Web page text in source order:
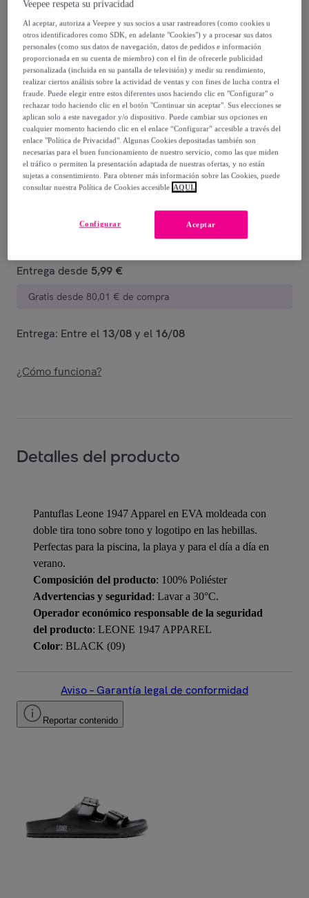
12,99 €
21, €
-38%
Posible recogida de tu antiguo producto,ver condiciones
Vendido porLeone 1947 Apparel
Están agotándose
Entrega desde 5,99 €
Gratis desde 80,01 € de compra
Entrega: Entre el 13/08y el 16/08
¿Cómo funciona?
Detalles del producto
Pantuflas Leone 1947 Apparel en EVA moldeada con
doble tira tono sobre tono y logotipo en las hebillas.
Perfectas para la piscina, la playa y para el día a día en
verano.
Composición del producto: 100% Poliéster
Advertencias y seguridad: Lavar a 30°C.
Operador económico responsable de la seguridad
del producto: LEONE 1947 APPAREL
Color: BLACK (09)
Aviso – Garantía legal de conformidad
Reportar contenido
Veepee respeta su privacidad
Al aceptar, autoriza a Veepee y sus socios a usar rastreadores (como cookies u
otros identificadores como SDK, en adelante "Cookies") y a procesar sus datos
personales (como sus datos de navegación, datos de pedidos e información
proporcionada en su cuenta de miembro) con el fin de ofrecerle publicidad
personalizada (incluida en su pantalla de televisión) y medir su rendimiento,
realizar ciertos análisis sobre la actividad de ventas y con fines de lucha contra el
fraude. Puede elegir entre estos diferentes usos haciendo clic en "Configurar" o
rechazar todo haciendo clic en el botón "Continuar sin aceptar". Sus elecciones se
aplican solo a este navegador y/o dispositivo. Puede cambiar sus opciones en
cualquier momento haciendo clic en el enlace “Configurar” accesible a través del
enlace "Política de Privacidad". Algunas Cookies depositadas también son
necesarias para el buen funcionamiento de nuestro servicio, como las que miden
el tráfico o permiten la presentación adaptada de nuestras ofertas, y no están
sujetas a consentimiento. Para obtener más información sobre las Cookies, puede
consultar nuestra Política de Cookies accesible AQUÍ.
Aceptar
Configurar